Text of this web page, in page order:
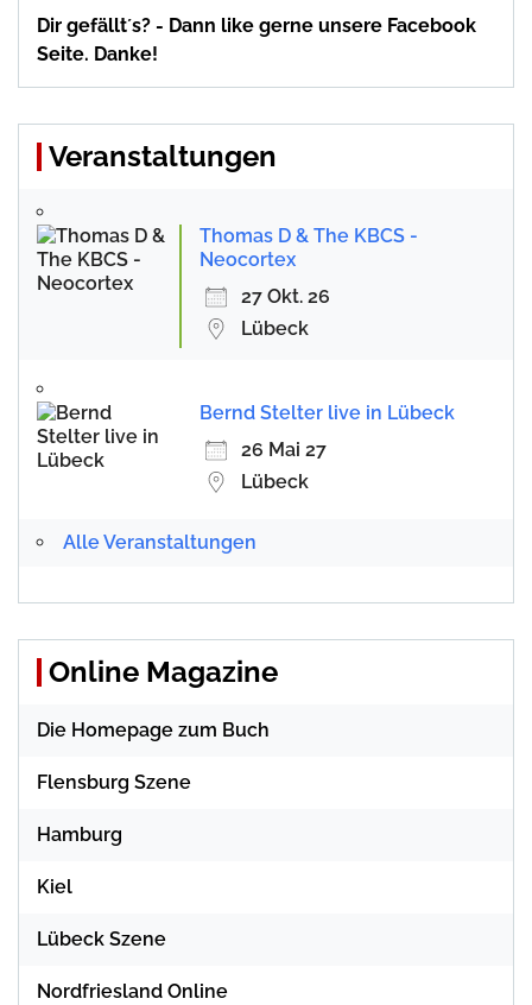
Dir gefällt´s? - Dann like gerne unsere Facebook
Seite. Danke!
Veranstaltungen
Thomas D & The KBCS -
Neocortex
27 Okt. 26
Lübeck
Bernd Stelter live in Lübeck
26 Mai 27
Lübeck
Alle Veranstaltungen
Online Magazine
Die Homepage zum Buch
Flensburg Szene
Hamburg
Kiel
Lübeck Szene
Nordfriesland Online